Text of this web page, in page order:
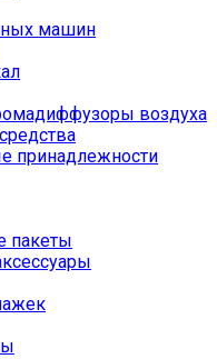
машин
воздуха
принадлежности
пакеты